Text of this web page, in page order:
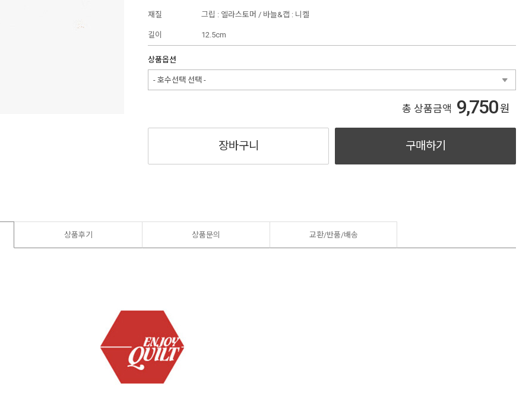
재질 그립 : 엘라스토머 / 바늘&캡 : 니켈
길이 12.5cm
상품옵션
- 호수선택 선택 -
총 상품금액 9,750원
장바구니 구매하기
상품후기 상품문의 교환/반품/배송